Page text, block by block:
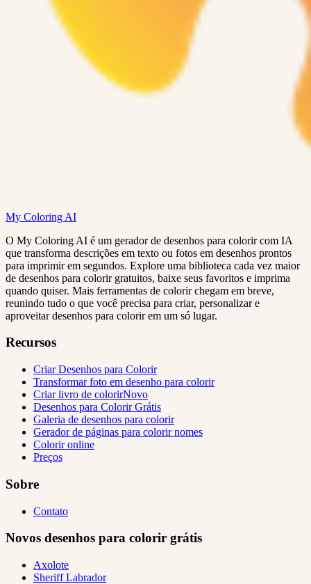
My Coloring AI
O My Coloring AI é um gerador de desenhos para colorir com IA
que transforma descrições em texto ou fotos em desenhos prontos
para imprimir em segundos. Explore uma biblioteca cada vez maior
de desenhos para colorir gratuitos, baixe seus favoritos e imprima
quando quiser. Mais ferramentas de colorir chegam em breve,
reunindo tudo o que você precisa para criar, personalizar e
aproveitar desenhos para colorir em um só lugar.
Recursos
Criar Desenhos para Colorir
Transformar foto em desenho para colorir
Criar livro de colorirNovo
Desenhos para Colorir Grátis
Galeria de desenhos para colorir
Gerador de páginas para colorir nomes
Colorir online
Preços
Sobre
Contato
Novos desenhos para colorir grátis
Axolote
Sheriff Labrador